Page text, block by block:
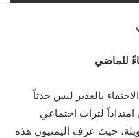
للماضي
بالغدير ليس حدثاً
لتراث اجتماعي
حيث عرف اليمنيون هذه